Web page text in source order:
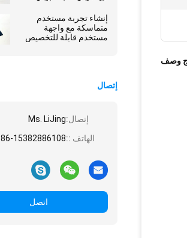
إنشاء تجربة مستخدم
متماسكة مع واجهة
مستخدم قابلة للتخصيص
إتصال
إتصال:Ms. LiJing
الهاتف ::86-15382886108
اتصل
وصف